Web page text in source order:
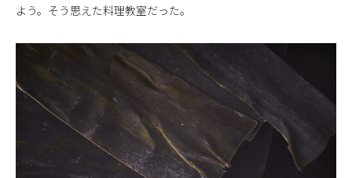
よう。そう思えた料理教室だった。